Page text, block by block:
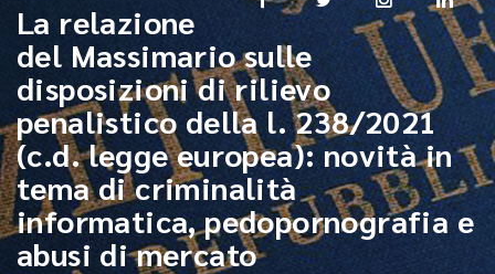
La relazione
del Massimario sulle
disposizioni di rilievo
penalistico della l. 238/2021
(c.d. legge europea): novità in
tema di criminalità
informatica, pedopornografia e
abusi di mercato